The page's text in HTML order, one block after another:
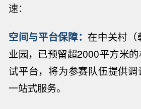
速：
空间与平台保障：在中关村（
业园，已预留超2000平方米
试平台，将为参赛队伍提供
一站式服务。